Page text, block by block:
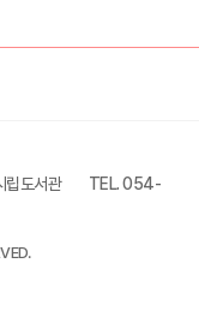
도서관
TEL. 054-